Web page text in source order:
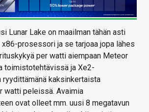
Lunar Lake on maailman tähän asti
prosessori ja se tarjoaa jopa lähes
per watti aiempaan Meteor
toimistotehtävissä ja Xe2-
ryydittämänä kaksinkertaista
watti peleissä. Avaimia
ovat olleet mm. uusi 8 megatavun